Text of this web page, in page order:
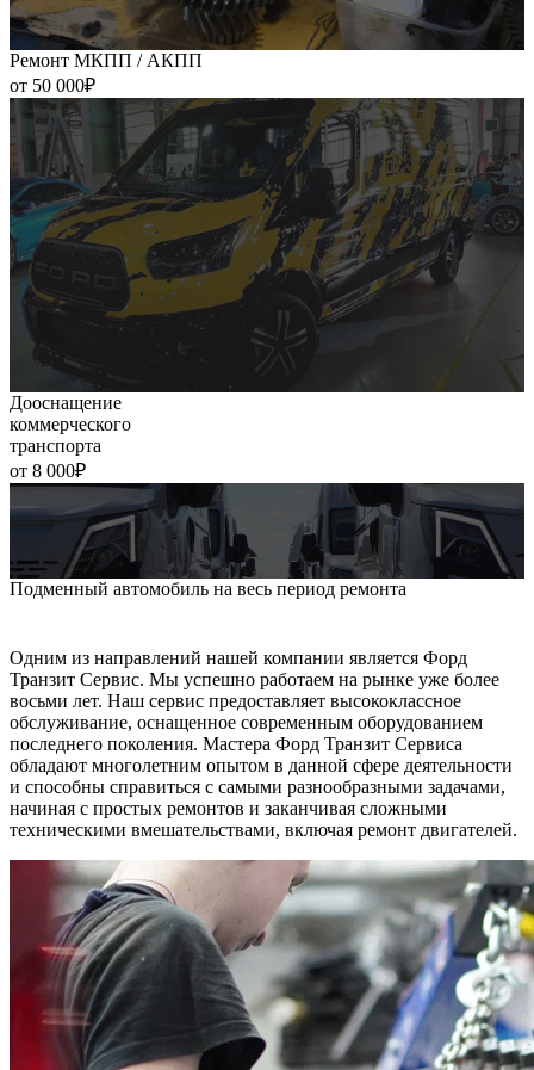
Ремонт МКПП / АКПП
от 50 000₽
Дооснащение
коммерческого
транспорта
от 8 000₽
Подменный автомобиль на весь период ремонта
Одним из направлений нашей компании является Форд
Транзит Сервис. Мы успешно работаем на рынке уже более
восьми лет. Наш сервис предоставляет высококлассное
обслуживание, оснащенное современным оборудованием
последнего поколения. Мастера Форд Транзит Сервиса
обладают многолетним опытом в данной сфере деятельности
и способны справиться с самыми разнообразными задачами,
начиная с простых ремонтов и заканчивая сложными
техническими вмешательствами, включая ремонт двигателей.